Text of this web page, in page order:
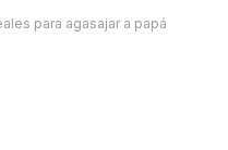
para agasajar a papá